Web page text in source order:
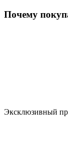
Почему
Эксклюзивный